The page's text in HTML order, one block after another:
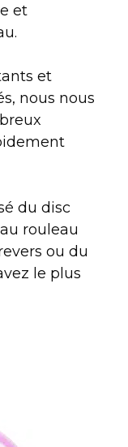
et
et
nous nous
du disc
rouleau
ou du
le plus